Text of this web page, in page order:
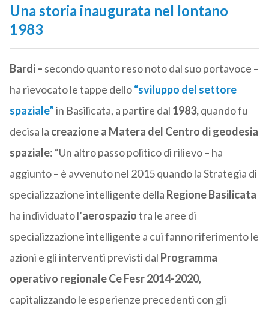
Una storia inaugurata nel lontano
1983
Bardi – secondo quanto reso noto dal suo portavoce –
ha rievocato le tappe dello“sviluppo del settore
spaziale”in Basilicata, a partire dal 1983,quando fu
decisa la creazione a Matera del Centro di geodesia
spaziale: “Un altro passo politico di rilievo – ha
aggiunto – è avvenuto nel 2015 quando la Strategia di
specializzazione intelligente della Regione Basilicata
ha individuato l’aerospaziotra le aree di
specializzazione intelligente a cui fanno riferimento le
azioni e gli interventi previsti dal Programma
operativo regionale Ce Fesr 2014-2020,
capitalizzando le esperienze precedenti con gli